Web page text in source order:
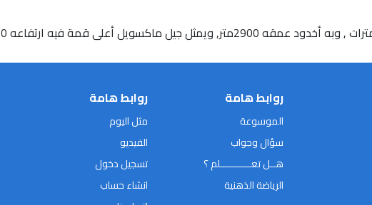
روابط هامة
الموسوعة
سؤال وجواب
هــل تعـــــــــــلم ؟
الرياضة الذهنية
روابط هامة
مثل اليوم
الفيديو
تسجيل دخول
انشاء حساب